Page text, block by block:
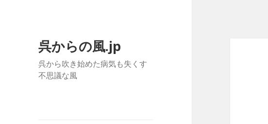
呉からの風.jp
呉から吹き始めた病気も失くす
不思議な風